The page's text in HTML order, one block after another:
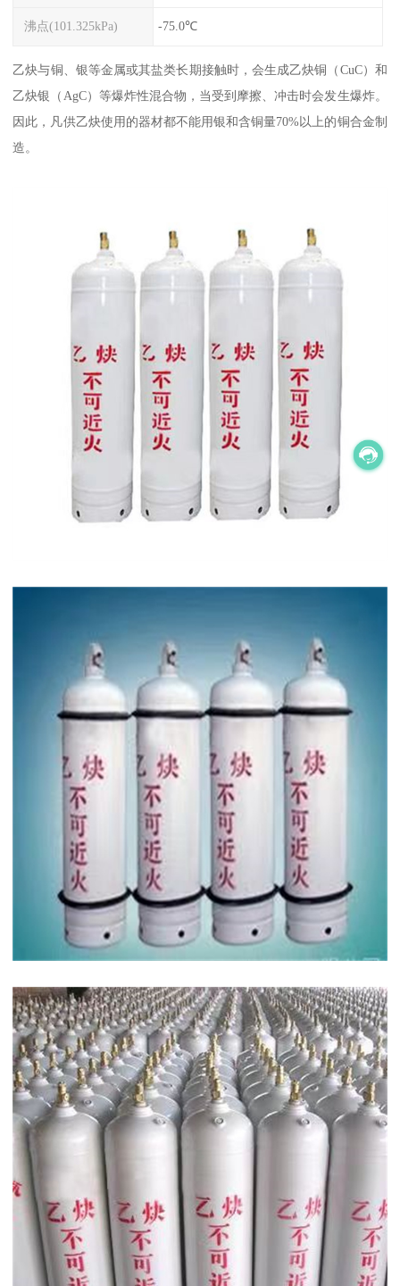
沸点(101.325kPa) -75.0℃
乙炔与铜、银等金属或其盐类长期接触时，会生成乙炔铜（CuC）和
乙炔银（AgC）等爆炸性混合物，当受到摩擦、冲击时会发生爆炸。
因此，凡供乙炔使用的器材都不能用银和含铜量70%以上的铜合金制
造。